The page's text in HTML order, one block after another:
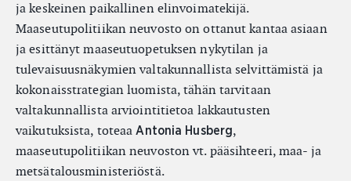
ja keskeinen paikallinen elinvoimatekijä.
Maaseutupolitiikan neuvosto on ottanut kantaa asiaan
ja esittänyt maaseutuopetuksen nykytilan ja
tulevaisuusnäkymien valtakunnallista selvittämistä ja
kokonaisstrategian luomista, tähän tarvitaan
valtakunnallista arviointitietoa lakkautusten
vaikutuksista, toteaaAntonia Husberg,
maaseutupolitiikan neuvoston vt. pääsihteeri, maa- ja
metsätalousministeriöstä.